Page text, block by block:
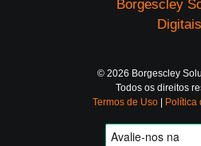
© 2026 Borgescley
Todos os direitos
Termos de Uso | Política